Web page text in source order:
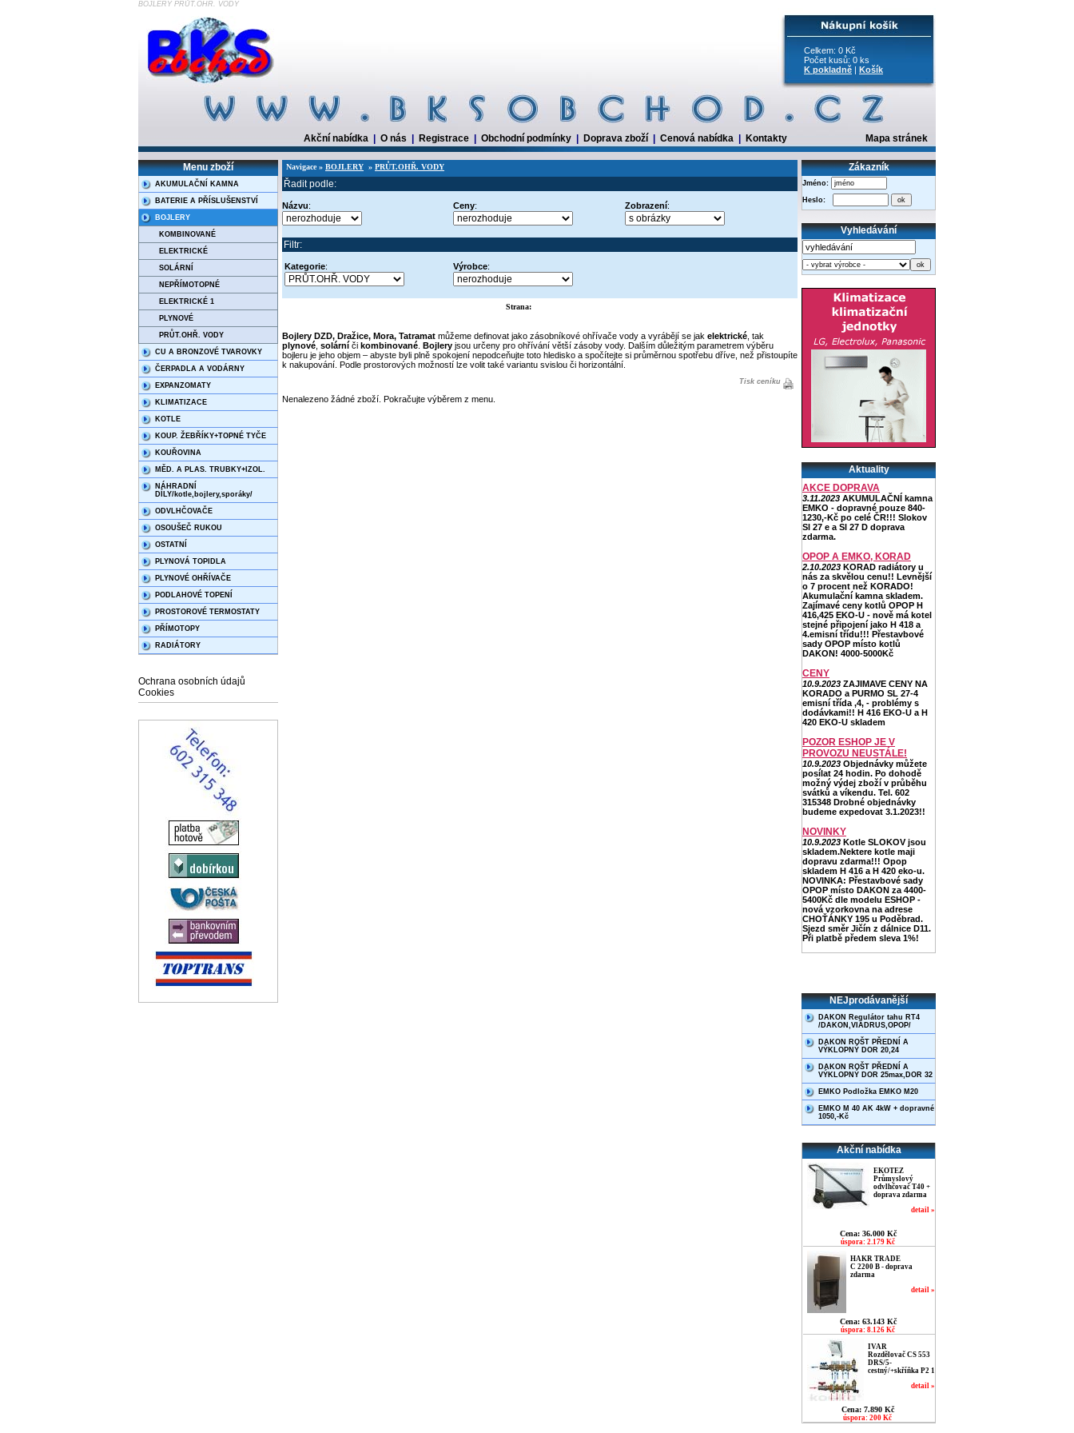
BOJLERY PRŮT.OHŘ. VODY
Celkem: 0 Kč
Počet kusů: 0 ks
K pokladně | Košík
Akční nabídka O nás Registrace Obchodní podmínky Doprava zboží Cenová nabídka Kontakty Mapa stránek
Menu zboží
AKUMULAČNÍ KAMNA
BATERIE A PŘÍSLUŠENSTVÍ
BOJLERY
KOMBINOVANÉ
ELEKTRICKÉ
SOLÁRNÍ
NEPŘÍMOTOPNÉ
ELEKTRICKÉ 1
PLYNOVÉ
PRŮT.OHŘ. VODY
CU A BRONZOVÉ TVAROVKY
ČERPADLA A VODÁRNY
EXPANZOMATY
KLIMATIZACE
KOTLE
KOUP. ŽEBŘÍKY+TOPNÉ TYČE
KOUŘOVINA
MĚD. A PLAS. TRUBKY+IZOL.
NÁHRADNÍ
DÍLY/kotle,bojlery,sporáky/
ODVLHČOVAČE
OSOUŠEČ RUKOU
OSTATNÍ
PLYNOVÁ TOPIDLA
PLYNOVÉ OHŘÍVAČE
PODLAHOVÉ TOPENÍ
PROSTOROVÉ TERMOSTATY
PŘÍMOTOPY
RADIÁTORY
Ochrana osobních údajů
Cookies
Navigace » BOJLERY » PRŮT.OHŘ. VODY
Řadit podle:
Názvu: Ceny: Zobrazení:
Filtr:
Kategorie: Výrobce:
Strana:
Bojlery DZD, Dražice, Mora, Tatramat můžeme definovat jako zásobníkové ohřívače vody a vyrábějí se jak elektrické , tak
plynové solární či kombinované Bojlery jsou určeny pro ohřívání větší zásoby vody. Dalším důležitým parametrem výběru
bojleru je jeho objem – abyste byli plně spokojení nepodceňujte toto hledisko a spočítejte si průměrnou spotřebu dříve, než přistoupíte
k nakupování. Podle prostorových možností lze volit také variantu svislou či horizontální.
Tisk ceníku
Nenalezeno žádné zboží. Pokračujte výběrem z menu.
Zákazník
Jméno:
Heslo:
Vyhledávání
Aktuality
AKCE DOPRAVA
3.11.2023 AKUMULAČNÍ kamna
EMKO - dopravné pouze 840-
1230,-Kč po celé ČR!!! Slokov
Sl 27 e a Sl 27 D doprava
zdarma.
OPOP A EMKO, KORAD
2.10.2023 KORAD radiátory u
nás za skvělou cenu!! Levnější
o 7 procent než KORADO!
Akumulační kamna skladem.
Zajímavé ceny kotlů OPOP H
416,425 EKO-U - nově má kotel
stejné připojení jako H 418 a
4.emisní třídu!!! Přestavbové
sady OPOP místo kotlů
DAKON! 4000-5000Kč
CENY
10.9.2023 ZAJIMAVE CENY NA
KORADO a PURMO SL 27-4
emisní třída ,4, - problémy s
dodávkami!! H 416 EKO-U a H
420 EKO-U skladem
POZOR ESHOP JE V
PROVOZU NEUSTÁLE!
10.9.2023 Objednávky můžete
posílat 24 hodin. Po dohodě
možný výdej zboží v průběhu
svátků a víkendu. Tel. 602
315348 Drobné objednávky
budeme expedovat 3.1.2023!!
NOVINKY
10.9.2023 Kotle SLOKOV jsou
skladem.Nektere kotle maji
dopravu zdarma!!! Opop
skladem H 416 a H 420 eko-u.
NOVINKA: Přestavbové sady
OPOP místo DAKON za 4400-
5400Kč dle modelu ESHOP -
nová vzorkovna na adrese
CHOŤÁNKY 195 u Poděbrad.
Sjezd směr Jičín z dálnice D11.
Při platbě předem sleva 1%!
NEJprodávanější
DAKON Regulátor tahu RT4
/DAKON,VIADRUS,OPOP/
DAKON ROŠT PŘEDNÍ A
VÝKLOPNÝ DOR 20,24
DAKON ROŠT PŘEDNÍ A
VÝKLOPNÝ DOR 25max,DOR 32
EMKO Podložka EMKO M20
EMKO M 40 AK 4kW + dopravné
1050,-Kč
Akční nabídka
EKOTEZ
Průmyslový
odvlhčovač T40 +
doprava zdarma
detail »
Cena: 36.000 Kč
úspora: 2.179 Kč
HAKR TRADE
C 2200 B - doprava
zdarma
detail »
Cena: 63.143 Kč
úspora: 8.126 Kč
IVAR
Rozdělovač CS 553
DRS/5-
cestný/+skříňka P2 1
detail »
Cena: 7.890 Kč
úspora: 200 Kč